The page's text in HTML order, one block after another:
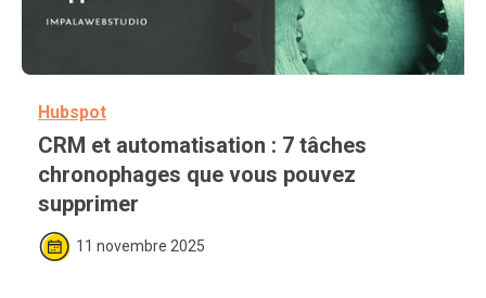
Hubspot
CRM et automatisation : 7 tâches
chronophages que vous pouvez
supprimer
11 novembre 2025